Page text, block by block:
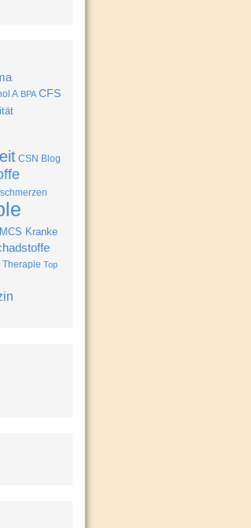
A BPA CFS
CSN Blog
MCS Kranke
Therapie Top